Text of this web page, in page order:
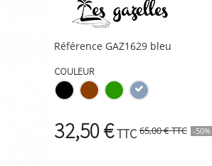
Référence GAZ1629 bleu
COULEUR
65,00 €TTC
32,50 €TTC -50%